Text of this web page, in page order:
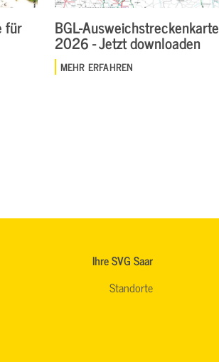
für BGL-Ausweichstreckenkarte
2026 - Jetzt downloaden
MEHR ERFAHREN
Ihre SVG Saar
Standorte